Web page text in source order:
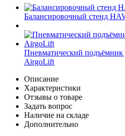
Балансировочный стенд
Пневматический
AirgoLift
Описание
Характеристики
Отзывы о товаре
Задать вопрос
Наличие на складе
Дополнительно